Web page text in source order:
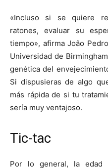
«Incluso si se quiere
ratones, evaluar su
tiempo», afirma João
Universidad de
genética del
Si dispusieras de algo
más rápida de si tu
sería muy ventajoso.
Tic-tac
Por lo general, la edad